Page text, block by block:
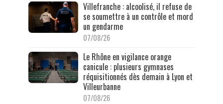
Villefranche : alcoolisé, il refuse de
se soumettre à un contrôle et mord
un gendarme
07/08/26
Le Rhône en vigilance orange
canicule : plusieurs gymnases
réquisitionnés dès demain à Lyon et
Villeurbanne
07/08/26